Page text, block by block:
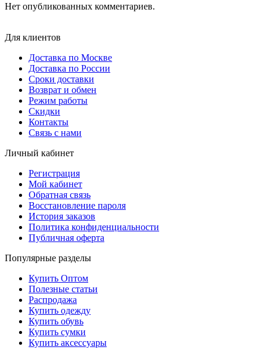
Нет опубликованных комментариев.
Для клиентов
Доставка по Москве
Доставка по России
Сроки доставки
Возврат и обмен
Режим работы
Скидки
Контакты
Связь с нами
Личный кабинет
Регистрация
Мой кабинет
Обратная связь
Восстановление пароля
История заказов
Политика конфиденциальности
Публичная оферта
Популярные разделы
Купить Оптом
Полезные статьи
Распродажа
Купить одежду
Купить обувь
Купить сумки
Купить аксессуары